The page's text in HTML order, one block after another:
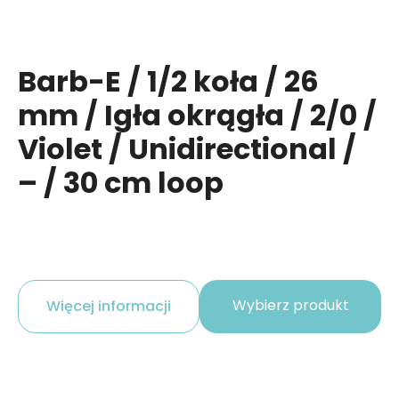
Barb-E / 1/2 koła / 26
mm / Igła okrągła / 2/0 /
Violet / Unidirectional /
– / 30 cm loop
Więcej informacji Wybierz produkt